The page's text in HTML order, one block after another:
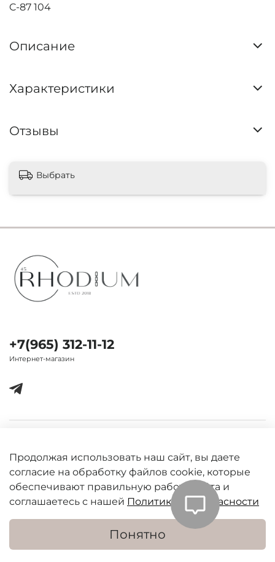
В корзину
C-87 104
Описание
Характеристики
Отзывы
Выбрать
+7(965) 312-11-12
Интернет-магазин
Продолжая использовать наш сайт, вы даете
согласие на обработку файлов cookie, которые
обеспечивают правильную работу сайта и
соглашаетесь с нашей Политикой безопасности
Понятно